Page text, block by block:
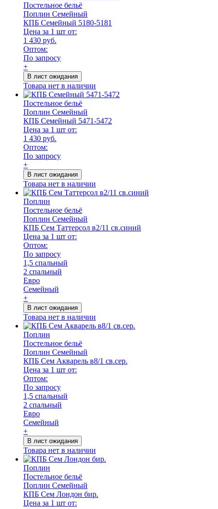
Постельное бельё
Поплин Семейный
КПБ Семейный 5180-5181
Цена за 1 шт от:
1 430 руб.
Оптом:
По запросу
+
В лист ожидания
Товара нет в наличии
Постельное бельё
Поплин Семейный
КПБ Семейный 5471-5472
Цена за 1 шт от:
1 430 руб.
Оптом:
По запросу
+
В лист ожидания
Товара нет в наличии
Поплин
Постельное бельё
Поплин Семейный
КПБ Сем Таттерсол в2/11 св.синий
Цена за 1 шт от:
Оптом:
По запросу
1,5 спальный
2 спальный
Евро
Семейный
+
В лист ожидания
Товара нет в наличии
Поплин
Постельное бельё
Поплин Семейный
КПБ Сем Акварель в8/1 св.сер.
Цена за 1 шт от:
Оптом:
По запросу
1,5 спальный
2 спальный
Евро
Семейный
+
В лист ожидания
Товара нет в наличии
Поплин
Постельное бельё
Поплин Семейный
КПБ Сем Лондон бир.
Цена за 1 шт от: